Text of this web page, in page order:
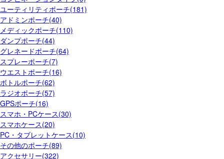
ユーティリティポーチ(181)
アドミンポーチ(40)
メディックポーチ(110)
ダンプポーチ(44)
グレネードポーチ(64)
スプレーポーチ(7)
ウエストポーチ(16)
ボトルポーチ(62)
ラジオポーチ(57)
GPSポーチ(16)
スマホ・PCケース(30)
スマホケース(20)
PC・タブレットケース(10)
その他のポーチ(89)
アクセサリー(322)